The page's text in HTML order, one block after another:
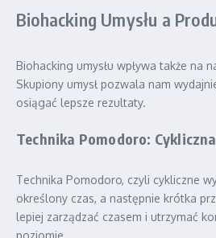
Biohacking Umysłu a
Biohacking umysłu wpływa także na
Skupiony umysł pozwala nam
osiągać lepsze rezultaty.
Technika Pomodoro:
Technika Pomodoro, czyli cykliczne
określony czas, a następnie krótka
lepiej zarządzać czasem i utrzymać
poziomie.